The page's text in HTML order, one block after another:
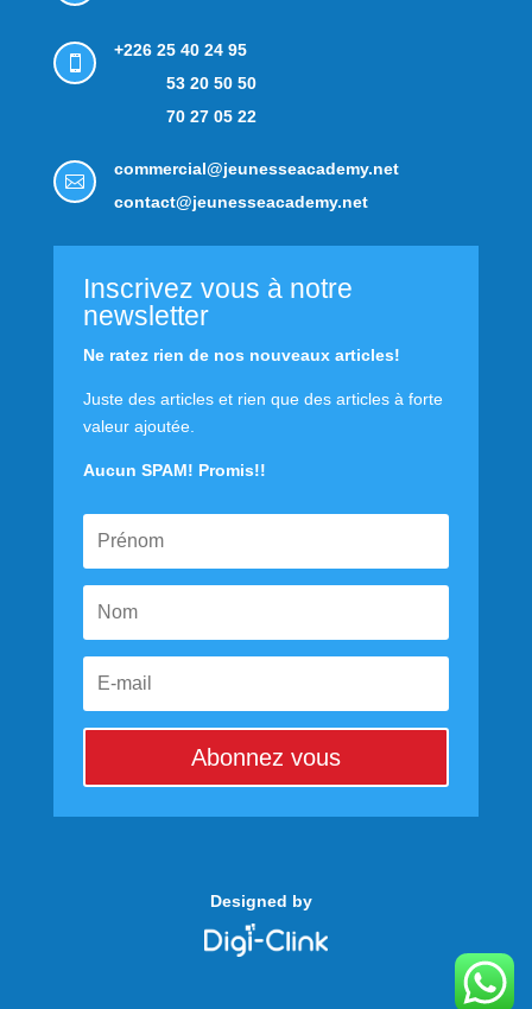

+226 25 40 24 95
53 20 50 50
70 27 05 22

commercial@jeunesseacademy.net
contact@jeunesseacademy.net
Inscrivez vous à notre
newsletter
Ne ratez rien de nos nouveaux articles!
Juste des articles et rien que des articles à forte
valeur ajoutée.
Aucun SPAM! Promis!!
Abonnez vous
Designed by